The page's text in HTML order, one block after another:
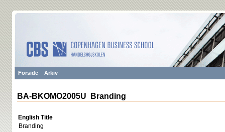
Forside Arkiv
BA-BKOMO2005U Branding
English Title
Branding